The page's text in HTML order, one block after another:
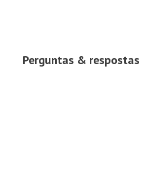
Perguntas & respostas